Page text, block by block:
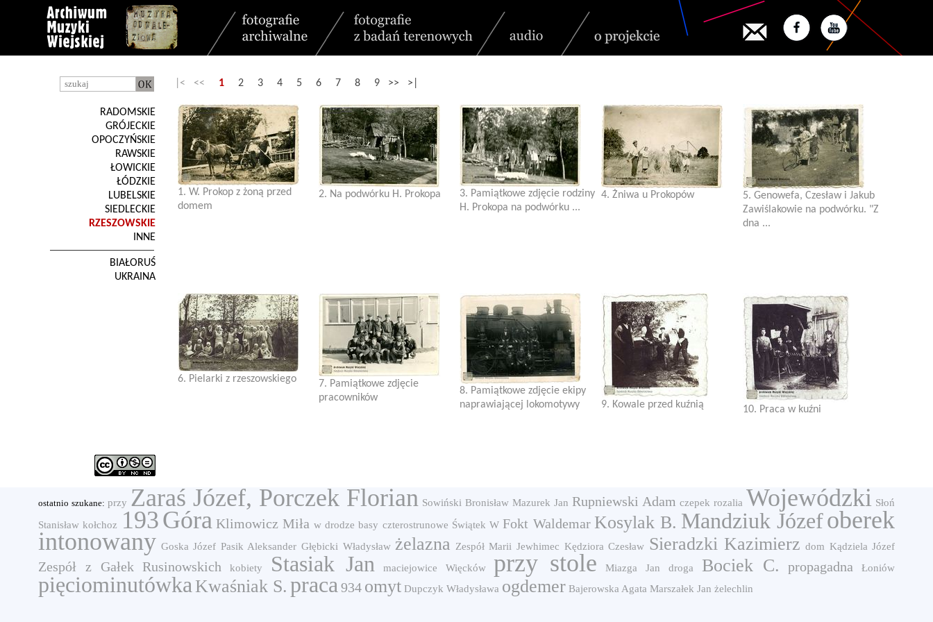
RADOMSKIE
GRÓJECKIE
OPOCZYŃSKIE
RAWSKIE
ŁOWICKIE
ŁÓDZKIE
LUBELSKIE
SIEDLECKIE
RZESZOWSKIE
INNE
BIAŁORUŚ
UKRAINA
|< << 1 2 3 4 5 6 7 8 9 >> >|
1. W. Prokop z żoną przed
domem
2. Na podwórku H. Prokopa
3. Pamiątkowe zdjęcie rodziny
H. Prokopa na podwórku ...
4. Żniwa u Prokopów
5. Genowefa, Czesław i Jakub
Zawiślakowie na podwórku. "Z
dna ...
6. Pielarki z rzeszowskiego
7. Pamiątkowe zdjęcie
pracowników
8. Pamiątkowe zdjęcie ekipy
naprawiającej lokomotywy
9. Kowale przed kuźnią 10. Praca w kuźni
ostatnio szukane: przy Zaraś Józef, Porczek Florian Sowiński Bronisław Mazurek Jan Rupniewski Adam czepek rozalia Wojewódzki Słoń
Stanisław kołchoz 193Góra Klimowicz Miła w drodze basy czterostrunowe Świątek W Fokt Waldemar Kosylak B. Mandziuk Józefoberek
intonowany Goska Józef Pasik Aleksander Głębicki Władysław żelazna Zespół Marii Jewhimec Kędziora Czesław Sieradzki Kazimierz dom Kądziela Józef
Zespół z Gałek Rusinowskich kobiety Stasiak Jan maciejowice Więcków przy stole Miazga Jan droga Bociek C. propagadna Łoniów
pięciominutówka Kwaśniak S. praca 934 omyt Dupczyk Władysława ogdemer Bajerowska Agata Marszałek Jan żelechlin